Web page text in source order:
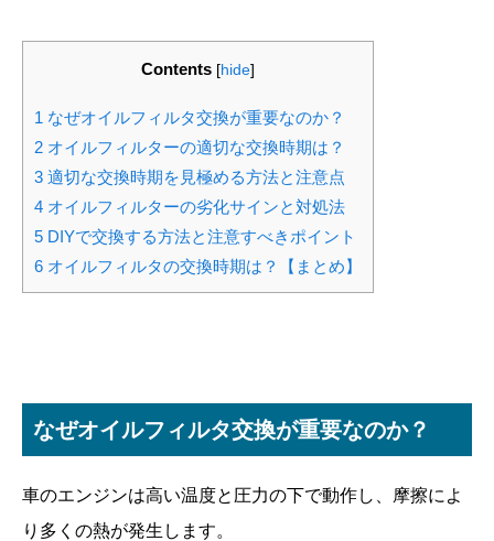
Contents [hide]
1 なぜオイルフィルタ交換が重要なのか？
2 オイルフィルターの適切な交換時期は？
3 適切な交換時期を見極める方法と注意点
4 オイルフィルターの劣化サインと対処法
5 DIYで交換する方法と注意すべきポイント
6 オイルフィルタの交換時期は？【まとめ】
なぜオイルフィルタ交換が重要なのか？
車のエンジンは高い温度と圧力の下で動作し、摩擦によ
り多くの熱が発生します。